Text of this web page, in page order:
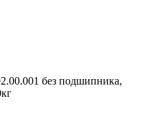
без подшипника,